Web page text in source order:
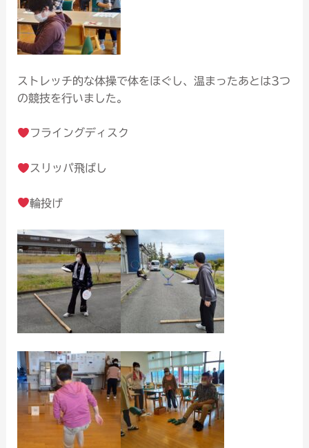
ストレッチ的な体操で体をほぐし、温まったあとは3つ
の競技を行いました。
フライングディスク
スリッパ飛ばし
輪投げ